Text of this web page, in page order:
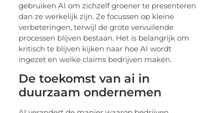
gebruiken AI om zichzelf groener te presenteren
dan ze werkelijk zijn. Ze focussen op kleine
verbeteringen, terwijl de grote vervuilende
processen blijven bestaan. Het is belangrijk om
kritisch te blijven kijken naar hoe AI wordt
ingezet en welke claims bedrijven maken.
De toekomst van ai in
duurzaam ondernemen